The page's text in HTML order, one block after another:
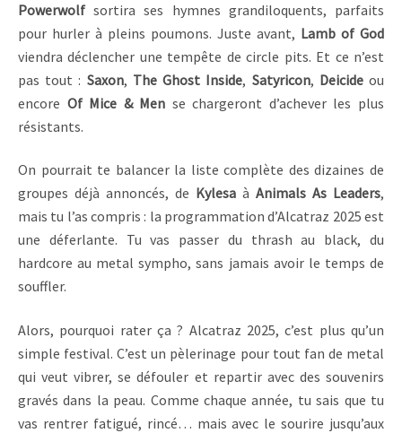
Powerwolf sortira ses hymnes grandiloquents, parfaits
pour hurler à pleins poumons. Juste avant, Lamb of God
viendra déclencher une tempête de circle pits. Et ce n’est
pas tout : Saxon, The Ghost Inside, Satyricon, Deicideou
encore Of Mice & Men se chargeront d’achever les plus
résistants.
On pourrait te balancer la liste complète des dizaines de
groupes déjà annoncés, de Kylesa à Animals As Leaders,
mais tu l’as compris : la programmation d’Alcatraz 2025 est
une déferlante. Tu vas passer du thrash au black, du
hardcore au metal sympho, sans jamais avoir le temps de
souffler.
Alors, pourquoi rater ça ? Alcatraz 2025, c’est plus qu’un
simple festival. C’est un pèlerinage pour tout fan de metal
qui veut vibrer, se défouler et repartir avec des souvenirs
gravés dans la peau. Comme chaque année, tu sais que tu
vas rentrer fatigué, rincé… mais avec le sourire jusqu’aux